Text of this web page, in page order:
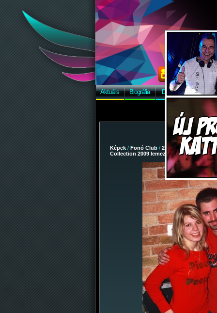
Aktuális Biográfia Discográfia Képek
Képek / Fonó Club / 2009-03-07 - Dj
Collection 2009 lemezbemutató turné/